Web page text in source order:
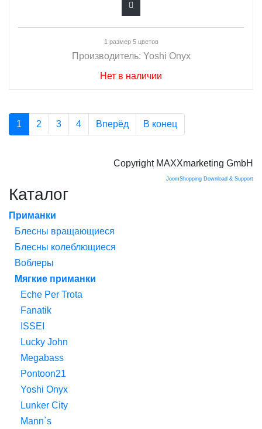
1 размер 5 цветов
Производитель: Yoshi Onyx
Нет в наличии
1 2 3 4 Вперёд В конец
Copyright MAXXmarketing GmbH
JoomShopping Download & Support
Каталог
Приманки
Блесны вращающиеся
Блесны колеблющиеся
Воблеры
Мягкие приманки
Eche Per Trota
Fanatik
ISSEI
Lucky John
Megabass
Pontoon21
Yoshi Onyx
Lunker City
Mann`s